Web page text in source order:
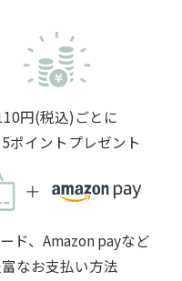
円(税込)ごとに
5ポイントプレゼント
ド、Amazon payなど
なお支払い方法